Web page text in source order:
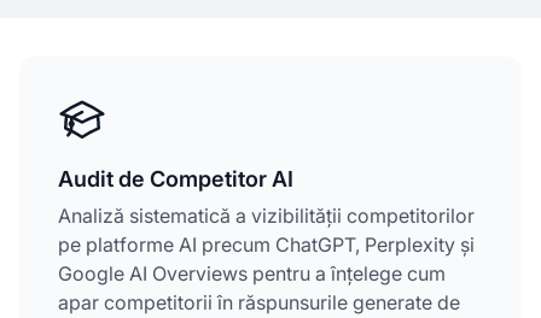
Audit de Competitor AI
Analiză sistematică a vizibilității competitorilor
pe platforme AI precum ChatGPT, Perplexity și
Google AI Overviews pentru a înțelege cum
apar competitorii în răspunsurile generate de